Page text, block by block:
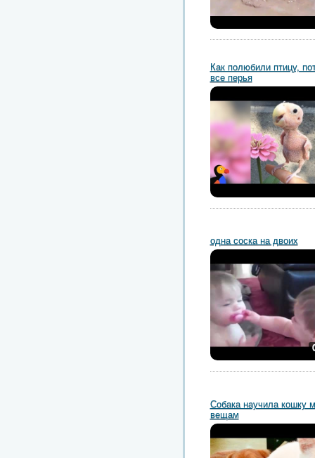
Как полюбили птицу,
все перья
одна соска на двоих
Собака научила кошку
вещам